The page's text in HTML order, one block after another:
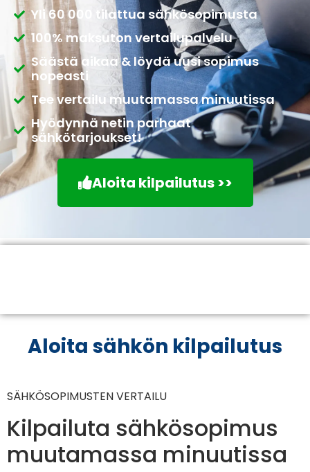
Yli 60 000 tilattua sähkösopimusta
100% maksuton vertailupalvelu
Säästä aikaa & löydä uusi sopimus
nopeasti
Tee vertailu muutamassa minuutissa
Hyödynnä netin parhaat
sähkötarjoukset!
Aloita kilpailutus >>
Aloita sähkön kilpailutus
SÄHKÖSOPIMUSTEN VERTAILU
Kilpailuta sähkösopimus
muutamassa minuutissa